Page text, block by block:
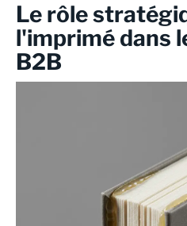
Le rôle
l'imprimé dans
B2B